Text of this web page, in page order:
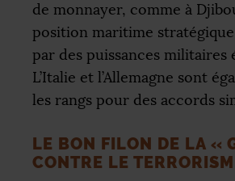
de monnayer, comme à
position maritime
par des puissances militaires
L’Italie et l’Allemagne sont
les rangs pour des accords
LE BON FILON DE LA «
CONTRE LE